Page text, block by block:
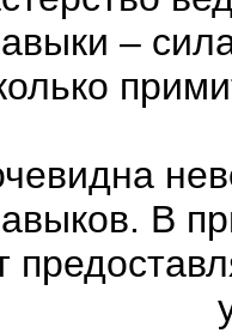
–
В